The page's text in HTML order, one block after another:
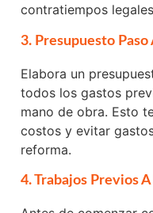
contratiempos
3. Presupuesto Paso
Elabora un
todos los gastos
mano de obra. Esto
costos y evitar
reforma.
4. Trabajos Previos